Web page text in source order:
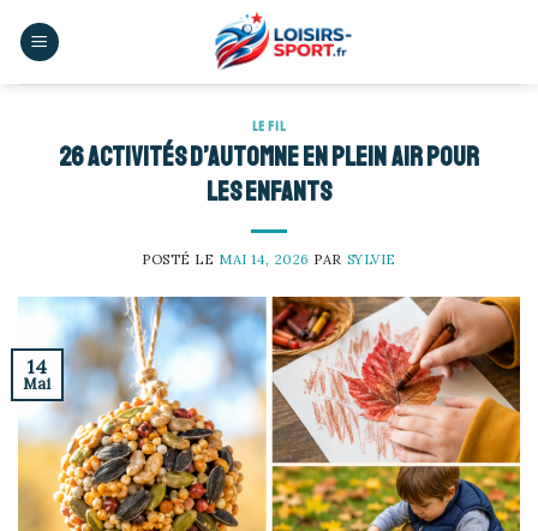
LE FIL
26 activités d’automne en plein air pour
les enfants
POSTÉ LE MAI 14, 2026 PAR SYLVIE
14
Mai